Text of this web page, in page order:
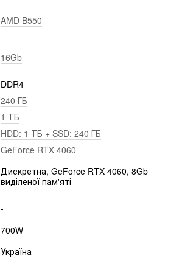
AMD B550
16Gb
DDR4
240 ГБ
1 ТБ
HDD: 1 ТБ + SSD: 240 ГБ
GeForce RTX 4060
Дискретна, GeForce RTX 4060, 8Gb
виділеної пам'яті
-
700W
Україна